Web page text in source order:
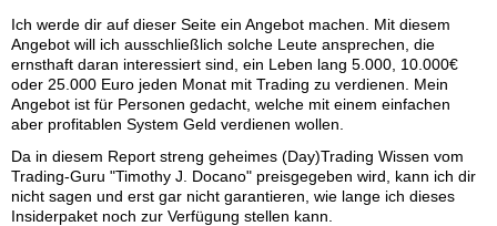
Ich werde dir auf dieser Seite ein Angebot machen. Mit diesem
Angebot will ich ausschließlich solche Leute ansprechen, die
ernsthaft daran interessiert sind, ein Leben lang 5.000, 10.000€
oder 25.000 Euro jeden Monat mit Trading zu verdienen. Mein
Angebot ist für Personen gedacht, welche mit einem einfachen
aber profitablen System Geld verdienen wollen.
Da in diesem Report streng geheimes (Day)Trading Wissen vom
Trading-Guru "Timothy J. Docano" preisgegeben wird, kann ich dir
nicht sagen und erst gar nicht garantieren, wie lange ich dieses
Insiderpaket noch zur Verfügung stellen kann.